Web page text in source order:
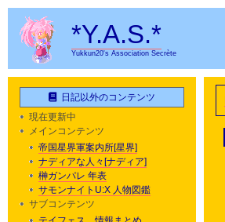
*Y.A.S.*
Yukkun20's Association Secrète
日記以外のコンテンツ
現在更新中
メインコンテンツ
帝国星界軍案内所[星界]
ナディアな人々[ナディア]
榊ガンパレ 年表
サモンナイトU:X 人物図鑑
サブコンテンツ